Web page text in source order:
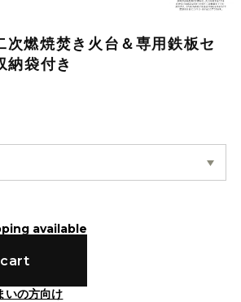
燃焼焚き火台＆専用鉄板セ
納袋付き
available
いの方向け